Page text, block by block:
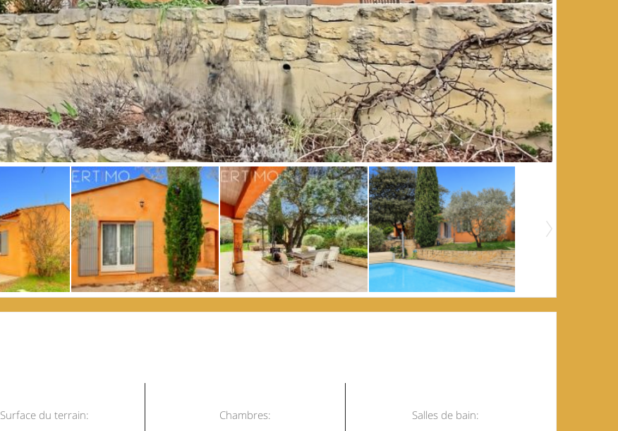
Surface du terrain: Chambres: Salles de bain: